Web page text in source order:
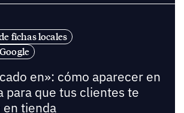
fichas locales
en»: cómo aparecer en
para que tus clientes te
tienda